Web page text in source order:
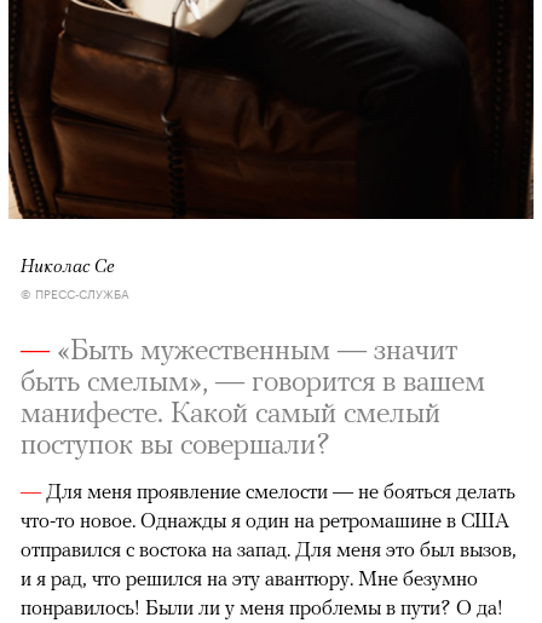
Николас Се
© ПРЕСС-СЛУЖБА
—«Быть мужественным — значит
быть смелым», — говорится в вашем
манифесте. Какой самый смелый
поступок вы совершали?
— Для меня проявление смелости — не бояться делать
что-то новое. Однажды я один на ретромашине в США
отправился с востока на запад. Для меня это был вызов,
и я рад, что решился на эту авантюру. Мне безумно
понравилось! Были ли у меня проблемы в пути? О да!